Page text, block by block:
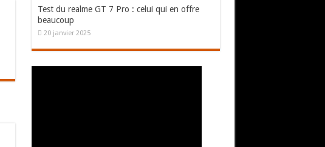
Test du realme GT 7 Pro : celui qui en offre
beaucoup
20 janvier 2025